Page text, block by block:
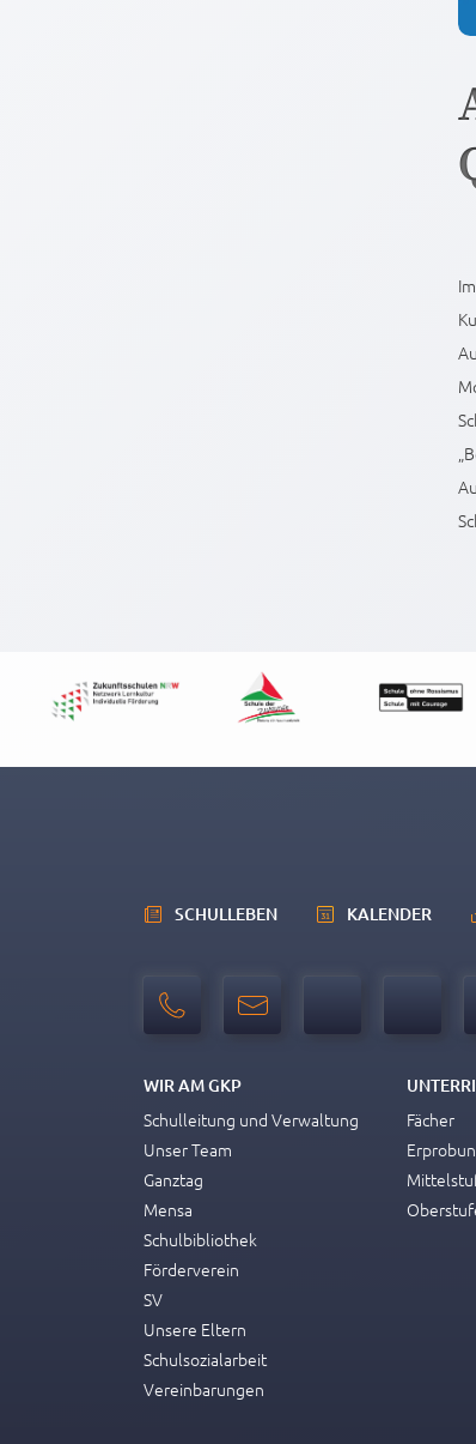
SCHULLEBEN KALENDER
WIR AM GKP
Schulleitung und Verwaltung
Unser Team
Ganztag
Mensa
Schulbibliothek
Förderverein
SV
Unsere Eltern
Schulsozialarbeit
Vereinbarungen
Fächer